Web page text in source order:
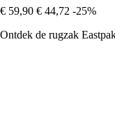
€ 59,90 € 44,72 -25%
Ontdek de rugzak